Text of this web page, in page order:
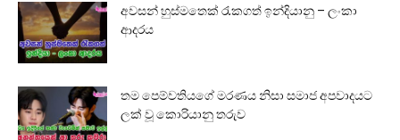
අවසන් හුස්මතෙක් රැකගත් ඉන්දියානු – ලංකා
ආදරය
තම පෙම්වතියගේ මරණය නිසා සමාජ අපවාදයට
ලක් වූ කොරියානු තරුව